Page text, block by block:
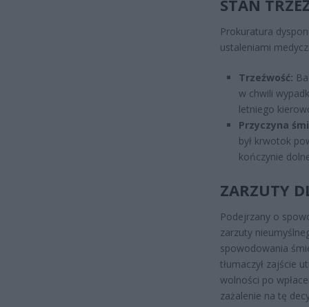
STAN
Prokuratura
ustaleniami
Trzeźwość:
w chwili
letniego
Przyczyna
był krwotok
kończynie
ZARZUTY
Podejrzany o
zarzuty
spowodowania
tłumaczył zajście
wolności po
zażalenie na tę